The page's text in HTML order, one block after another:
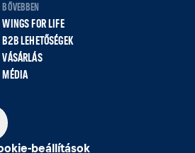
BŐVEBBEN
WINGS FOR LIFE
B2B LEHETŐSÉGEK
VÁSÁRLÁS
MÉDIA